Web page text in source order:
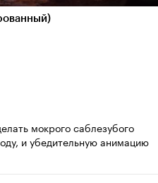
мокрого саблезубого
и убедительную анимацию